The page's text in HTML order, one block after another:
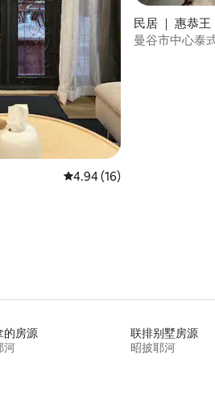
48 条评价
平均评分 4.94 分（满分 5 分
4.94 (16)
民居 ｜ 惠恭王
曼谷市中心泰
的房源
河
联排别墅房源
昭披耶河